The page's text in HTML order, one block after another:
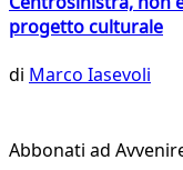
progetto culturale
di Marco Iasevoli
Abbonati ad